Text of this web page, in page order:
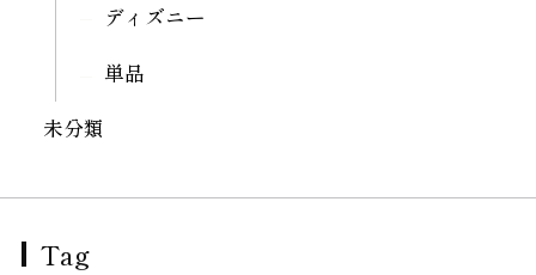
ディズニー
単品
未分類
Tag